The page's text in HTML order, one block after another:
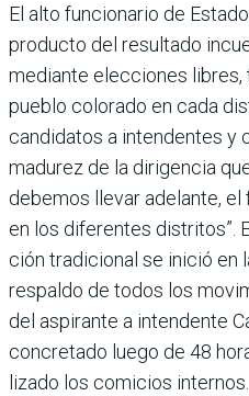
El alto funcionario de
producto del resul­tado
mediante elec­ciones libres,
pueblo colorado en cada
candidatos a intendentes y
madurez de la dirigencia
debemos llevar adelante,
en los diferentes distritos”.
ción tradicional se inició en
respaldo de todos los
del aspirante a inten­dente
concretado luego de 48
lizado los comicios